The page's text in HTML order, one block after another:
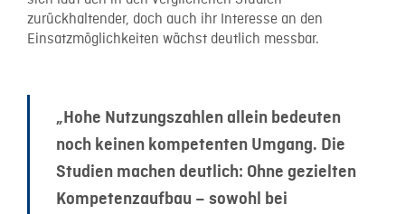
zurückhaltender, doch auch ihr Interesse an den
Einsatzmöglichkeiten wächst deutlich messbar.
„Hohe Nutzungszahlen allein bedeuten
noch keinen kompetenten Umgang. Die
Studien machen deutlich: Ohne gezielten
Kompetenzaufbau – sowohl bei